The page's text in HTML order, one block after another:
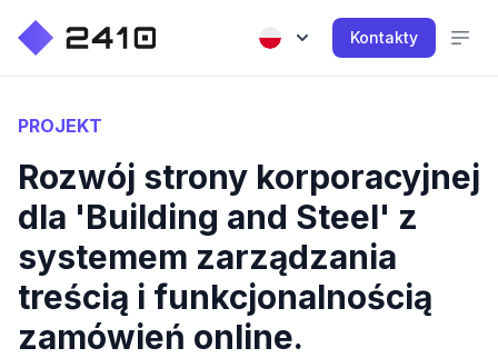
Kontakty
PROJEKT
Rozwój strony korporacyjnej
dla 'Building and Steel' z
systemem zarządzania
treścią i funkcjonalnością
zamówień online.